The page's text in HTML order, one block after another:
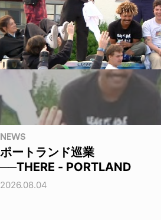
NEWS
ポートランド巡業
──THERE - PORTLAND
2026.08.04